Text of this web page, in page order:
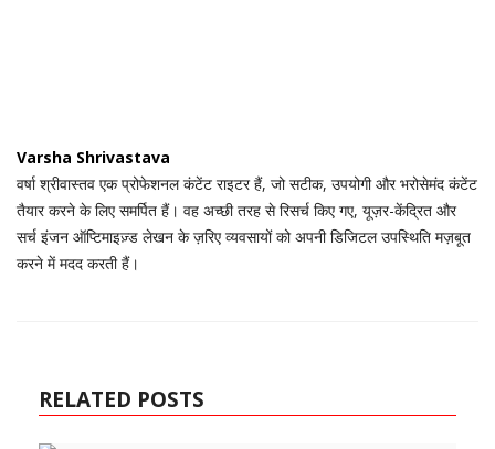
Varsha Shrivastava
वर्षा श्रीवास्तव एक प्रोफेशनल कंटेंट राइटर हैं, जो सटीक, उपयोगी और भरोसेमंद कंटेंट
तैयार करने के लिए समर्पित हैं। वह अच्छी तरह से रिसर्च किए गए, यूज़र-केंद्रित और
सर्च इंजन ऑप्टिमाइज़्ड लेखन के ज़रिए व्यवसायों को अपनी डिजिटल उपस्थिति मज़बूत
करने में मदद करती हैं।
RELATED POSTS